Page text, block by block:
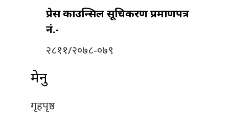
प्रेस काउन्सिल सूचिकरण प्रमाणपत्र
नं.-
२८११/२०७८-०७९
मेनु
गृहपृष्ठ